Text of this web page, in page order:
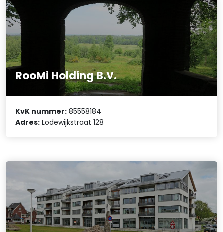
RooMi Holding B.V.
KvK nummer: 85558184
Adres: Lodewijkstraat 128